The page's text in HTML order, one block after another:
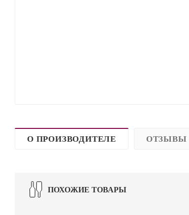
О ПРОИЗВОДИТЕЛЕ ОТЗЫВЫ
ПОХОЖИЕ ТОВАРЫ